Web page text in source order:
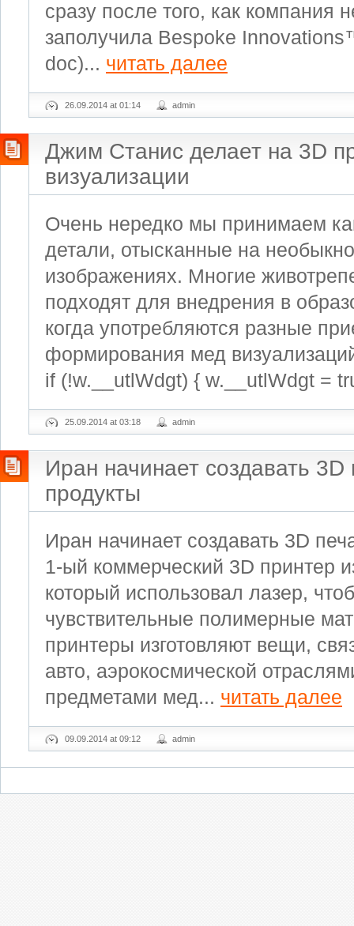
сразу после того, как компания
заполучила Bespoke
doc)... читать далее
26.09.2014 at 01:14 admin
Джим Станис делает на 3D
визуализации
Очень нередко мы принимаем
детали, отысканные на
изображениях. Многие
подходят для внедрения в
когда употребляются разные
формирования мед
if (!w.__utlWdgt) { w.__utlWdgt =
25.09.2014 at 03:18 admin
Иран начинает создавать
продукты
Иран начинает создавать 3D
1-ый коммерческий 3D принтер
который использовал лазер,
чувствительные полимерные
принтеры изготовляют вещи,
авто, аэрокосмической
предметами мед... читать далее
09.09.2014 at 09:12 admin